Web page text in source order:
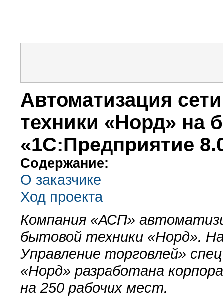
Автоматизация
техники «Норд» на
«1С:Предприятие
Содержание:
О заказчике
Ход проекта
Компания «АСП»
бытовой техники «Норд».
Управление торговлей»
«Норд» разработана
на 250 рабочих мест.